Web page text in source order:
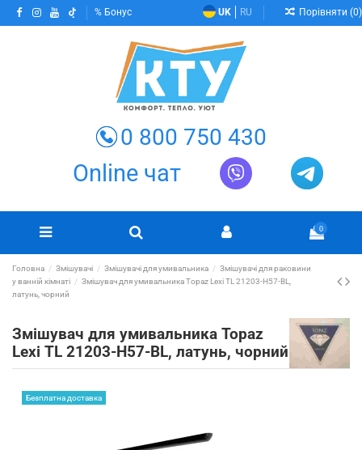
Бонус UK RU Порівняти (0)
0 800 750 430
Online чат
0
Головна Змішувачі Змішувачі для умивальника
Змішувачі для раковини
у ванній кімнаті
Змішувач для умивальника Topaz Lexi TL 21203-H57-BL,
латунь, чорний
Змішувач для умивальника Topaz
Lexi TL 21203-H57-BL, латунь, чорний
Безплатна доставка